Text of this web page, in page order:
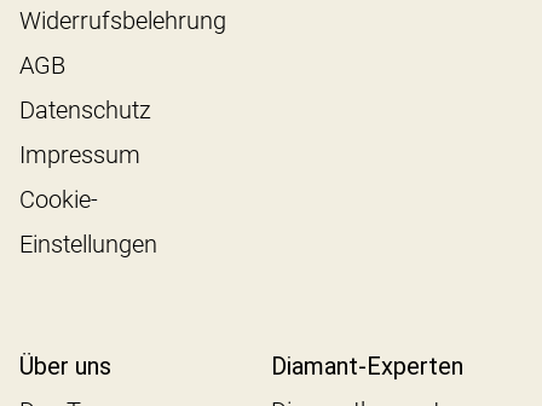
Widerrufsbelehrung
AGB
Datenschutz
Impressum
Cookie-
Einstellungen
Über uns
Diamant-Experten